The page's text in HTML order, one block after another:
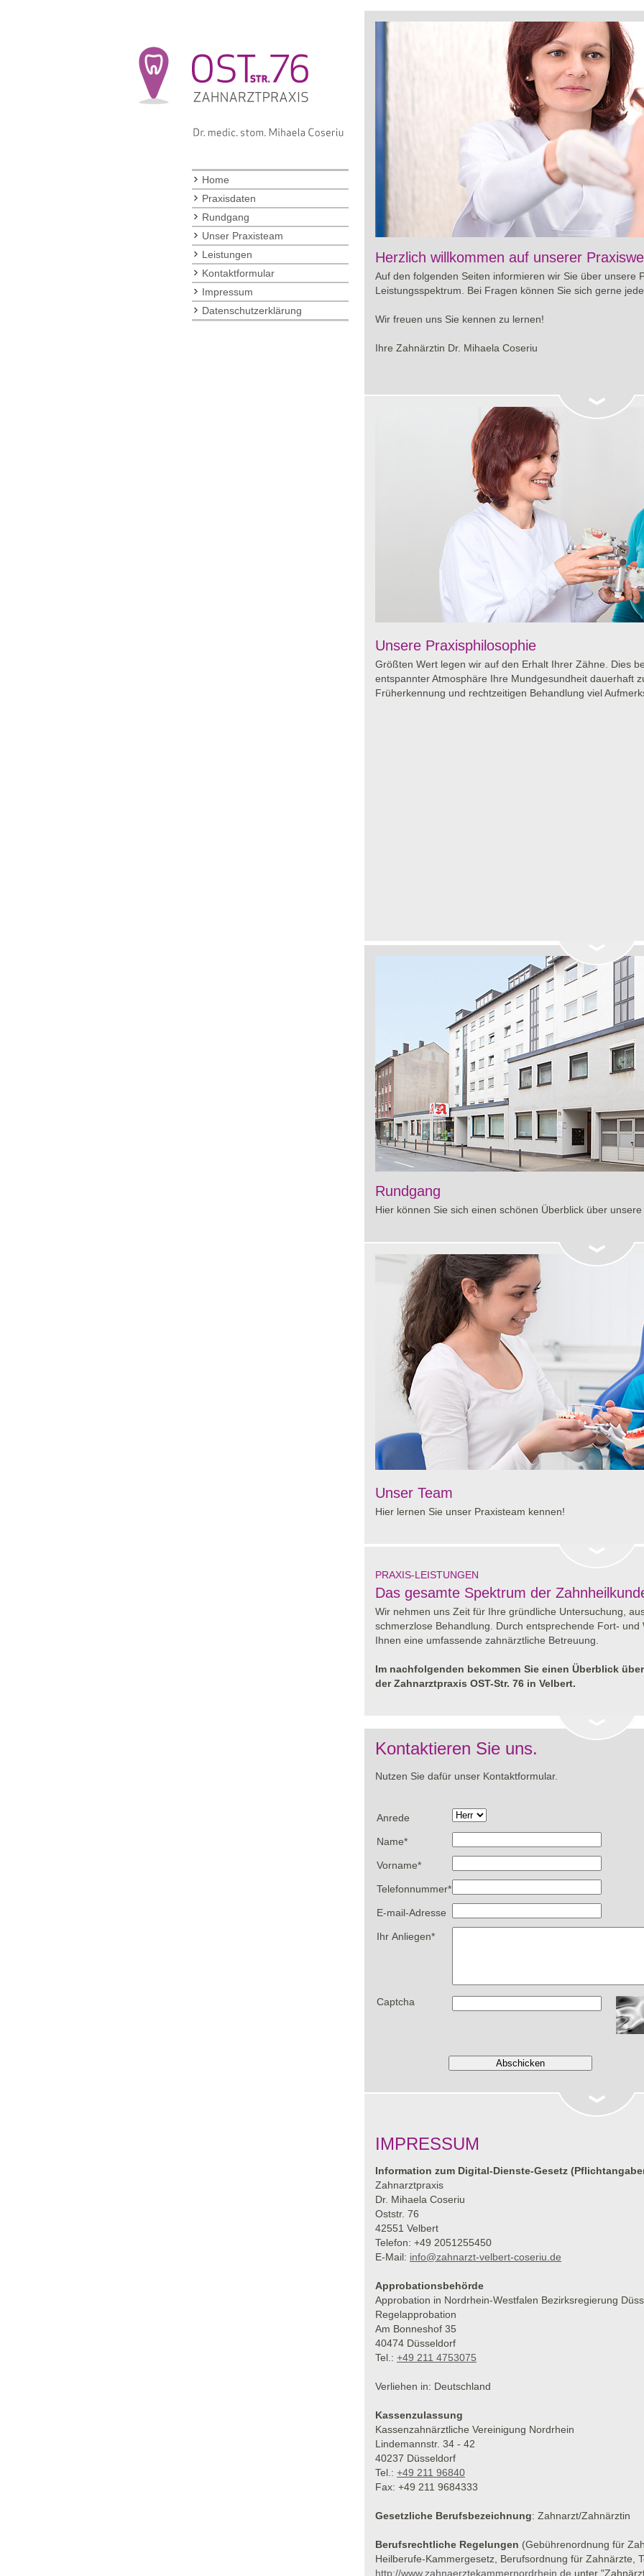
Viagra online sowie über Preisgestaltung und
Herzlich willkommen auf unserer
Auf den folgenden Seiten informieren wir Sie über unsere
Leistungsspektrum. Bei Fragen können Sie sich gerne
Wir freuen uns Sie kennen zu lernen!
Ihre Zahnärztin Dr. Mihaela Coseriu
Unsere Praxisphilosophie
Größten Wert legen wir auf den Erhalt Ihrer Zähne. Dies
entspannter Atmosphäre Ihre Mundgesundheit dauerhaft
Früherkennung und rechtzeitigen Behandlung viel
Rundgang
Hier können Sie sich einen schönen Überblick über
Unser Team
Hier lernen Sie unser Praxisteam kennen!
PRAXIS-LEISTUNGEN
Das gesamte Spektrum der
Wir nehmen uns Zeit für Ihre gründliche Untersuchung,
schmerzlose Behandlung. Durch entsprechende Fort-
Ihnen eine umfassende zahnärztliche Betreuung.
Im nachfolgenden bekommen Sie einen Überblick
der Zahnarztpraxis OST-Str. 76 in Velbert.
Kontaktieren Sie uns.
Nutzen Sie dafür unser Kontaktformular.
Anrede
Name*
Vorname*
Telefonnummer*
E-mail-Adresse
Ihr Anliegen*
Captcha
IMPRESSUM
Information zum Digital-Dienste-Gesetz
Zahnarztpraxis
Dr. Mihaela Coseriu
Oststr. 76
42551 Velbert
Telefon: +49 2051255450
E-Mail: info@zahnarzt-velbert-coseriu.de
Approbationsbehörde
Approbation in Nordrhein-Westfalen Bezirksregierung
Regelapprobation
Am Bonneshof 35
40474 Düsseldorf
Tel.: +49 211 4753075
Verliehen in: Deutschland
Kassenzulassung
Kassenzahnärztliche Vereinigung Nordrhein
Lindemannstr. 34 - 42
40237 Düsseldorf
Tel.: +49 211 96840
Fax: +49 211 9684333
Gesetzliche Berufsbezeichnung: Zahnarzt/Zahnärztin
Berufsrechtliche Regelungen (Gebührenordnung für
Heilberufe-Kammergesetz, Berufsordnung für Zahnärzte,
http://www.zahnaerztekammernordrhein.de unter
Home
Praxisdaten
Rundgang
Unser Praxisteam
Leistungen
Kontaktformular
Impressum
Datenschutzerklärung